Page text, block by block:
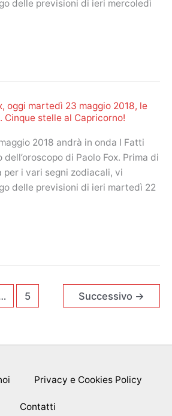
delle previsioni di ieri mercoledì
oggi martedì 23 maggio 2018, le
Cinque stelle al Capricorno!
2018 andrà in onda I Fatti
di Paolo Fox. Prima di
per i vari segni zodiacali, vi
delle previsioni di ieri martedì 22
5 Successivo →
Privacy e Cookies Policy
Contatti